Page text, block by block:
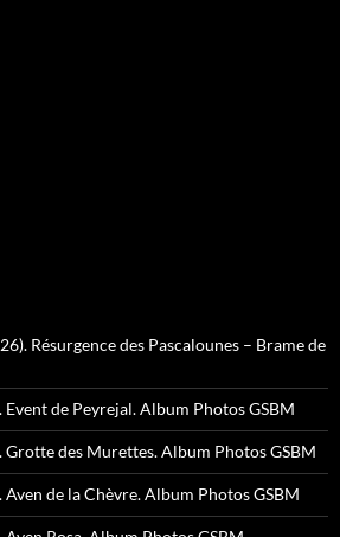
Résurgence des Pascalounes – Brame de
de Peyrejal. Album Photos GSBM
des Murettes. Album Photos GSBM
de la Chèvre. Album Photos GSBM